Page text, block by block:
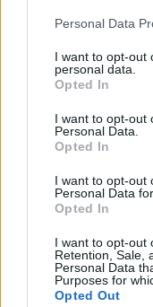
Personal Data
I want to opt-out
personal data.
Opted In
I want to opt-out
Personal Data.
Opted In
I want to opt-out
Personal Data
Opted In
I want to opt-out
Retention, Sale,
Personal Data
Purposes for
Opted Out
και